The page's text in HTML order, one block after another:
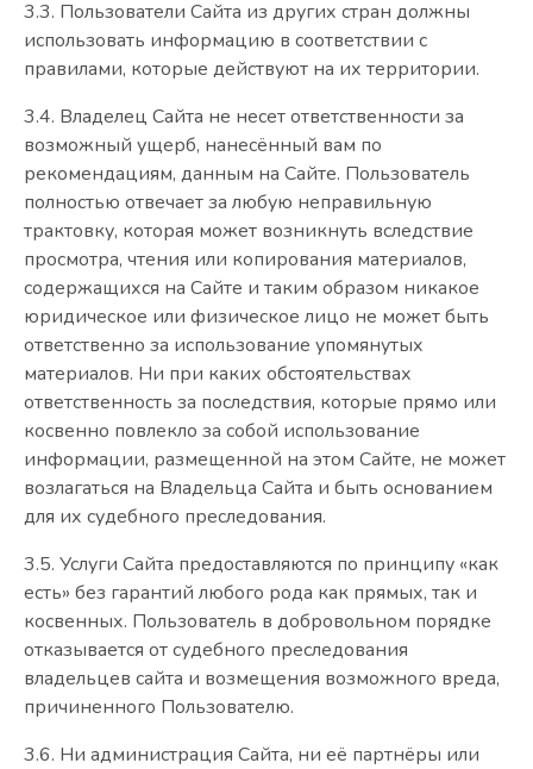
3.3. Пользователи Сайта из других стран должны
использовать информацию в соответствии с
правилами, которые действуют на их территории.
3.4. Владелец Сайта не несет ответственности за
возможный ущерб, нанесённый вам по
рекомендациям, данным на Сайте. Пользователь
полностью отвечает за любую неправильную
трактовку, которая может возникнуть вследствие
просмотра, чтения или копирования материалов,
содержащихся на Сайте и таким образом никакое
юридическое или физическое лицо не может быть
ответственно за использование упомянутых
материалов. Ни при каких обстоятельствах
ответственность за последствия, которые прямо или
косвенно повлекло за собой использование
информации, размещенной на этом Сайте, не может
возлагаться на Владельца Сайта и быть основанием
для их судебного преследования.
3.5. Услуги Сайта предоставляются по принципу «как
есть» без гарантий любого рода как прямых, так и
косвенных. Пользователь в добровольном порядке
отказывается от судебного преследования
владельцев сайта и возмещения возможного вреда,
причиненного Пользователю.
3.6. Ни администрация Сайта, ни её партнёры или